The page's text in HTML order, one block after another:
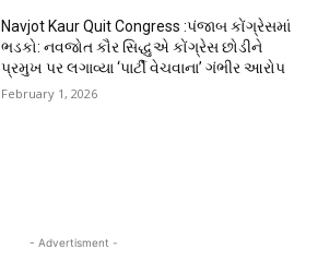
Navjot Kaur Quit Congress :પંજાબ કોંગ્રેસમાં
ભડકો: નવજોત કૌર સિદ્ધુએ કોંગ્રેસ છોડીને
પ્રમુખ પર લગાવ્યા ‘પાર્ટી વેચવાના’ ગંભીર આરોપ
February 1, 2026
- Advertisment -